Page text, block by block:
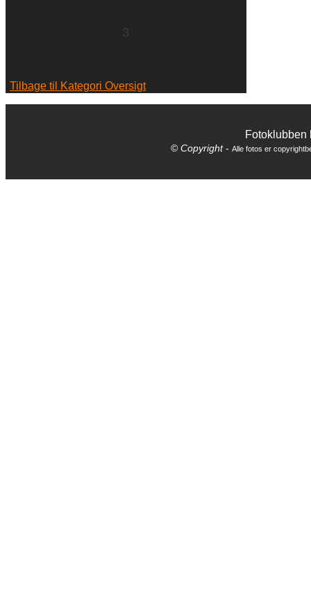
Tilbage til Kategori Oversigt
Fotoklubben
© Copyright- Alle fotos er